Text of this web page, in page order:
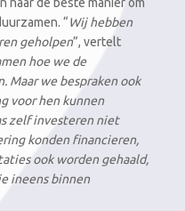
naar de beste manier om
“Wij hebben
geholpen”, vertelt
hoe we de
Maar we bespraken ook
voor hen kunnen
zelf investeren niet
konden financieren,
ook worden gehaald,
ineens binnen